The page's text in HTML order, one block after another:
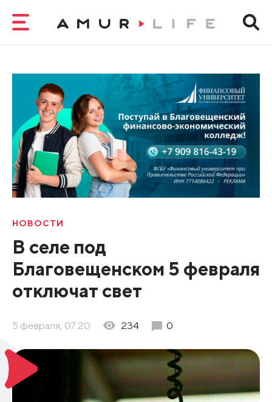
НОВОСТИ
В селе под
Благовещенском 5 февраля
отключат свет
5 февраля, 07:20 234 0